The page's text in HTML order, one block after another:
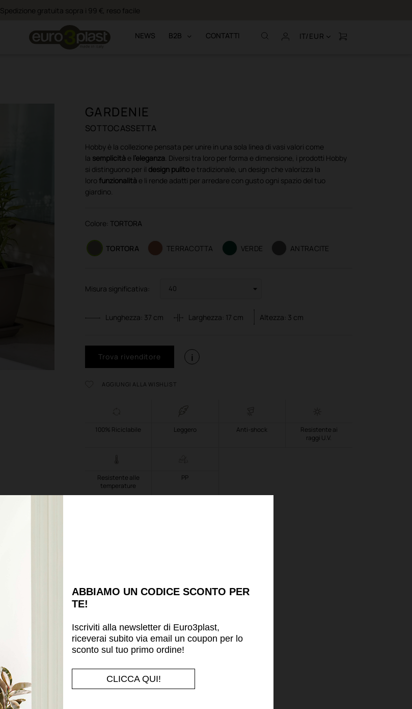
Spedizione gratuita sopra i 99 €, reso facile
NEWS B2B CONTATTI IT/EUR
GARDENIE
SOTTOCASSETTA
Hobby è la collezione pensata per unire in una sola linea di vasi valori come
la semplicità e l’eleganza . Diversi tra loro per forma e dimensione, i prodotti Hobby
si distinguono per il design pulito e tradizionale, un design che valorizza la
loro funzionalità e li rende adatti per arredare con gusto ogni spazio del tuo
giardino.
Colore: TORTORA
TORTORA TERRACOTTA VERDE ANTRACITE
Misura significativa:
Lunghezza: 37 cm Larghezza: 17 cm Altezza: 3 cm
Trova rivenditore i
AGGIUNGI ALLA WISHLIST
100% Riciclabile Leggero Anti-shock
Resistente ai
raggi U.V.
Resistente alle
temperature
PP
ABBIAMO UN CODICE SCONTO PER
TE!
Iscriviti alla newsletter di Euro3plast,
riceverai subito via email un coupon per lo
sconto sul tuo primo ordine!
CLICCA QUI!